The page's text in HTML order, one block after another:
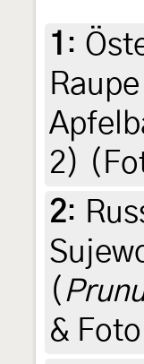
1 :
2)
2:
(
&